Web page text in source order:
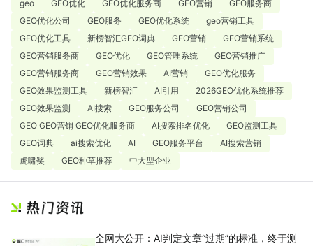
geo GEO优化 GEO优化服务商 GEO营销
GEO服务商
GEO优化公司
GEO服务 GEO优化系统
geo营销工具
GEO优化工具
新榜智汇GEO词典 GEO营销
GEO营销系统
GEO营销服务商
GEO优化 GEO管理系统
GEO营销推广
GEO营销服务商
GEO营销效果 AI营销
GEO优化服务
GEO效果监测工具
新榜智汇 AI引用
2026GEO优化系统推荐
GEO效果监测
AI搜索 GEO服务公司
GEO营销公司
GEO GEO营销 GEO优化服务商
AI搜索排名优化
GEO监测工具
GEO词典
ai搜索优化 AI GEO服务平台
AI搜索营销
虎啸奖
GEO种草推荐 中大型企业
全网大公开：AI判定文章“过期”的标准，终于测